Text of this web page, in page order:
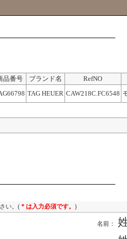
品番号 ブランド名
RefNO
TAG HEUER CAW218C.FC6548
い。(* は入力必須です。 )
名前：